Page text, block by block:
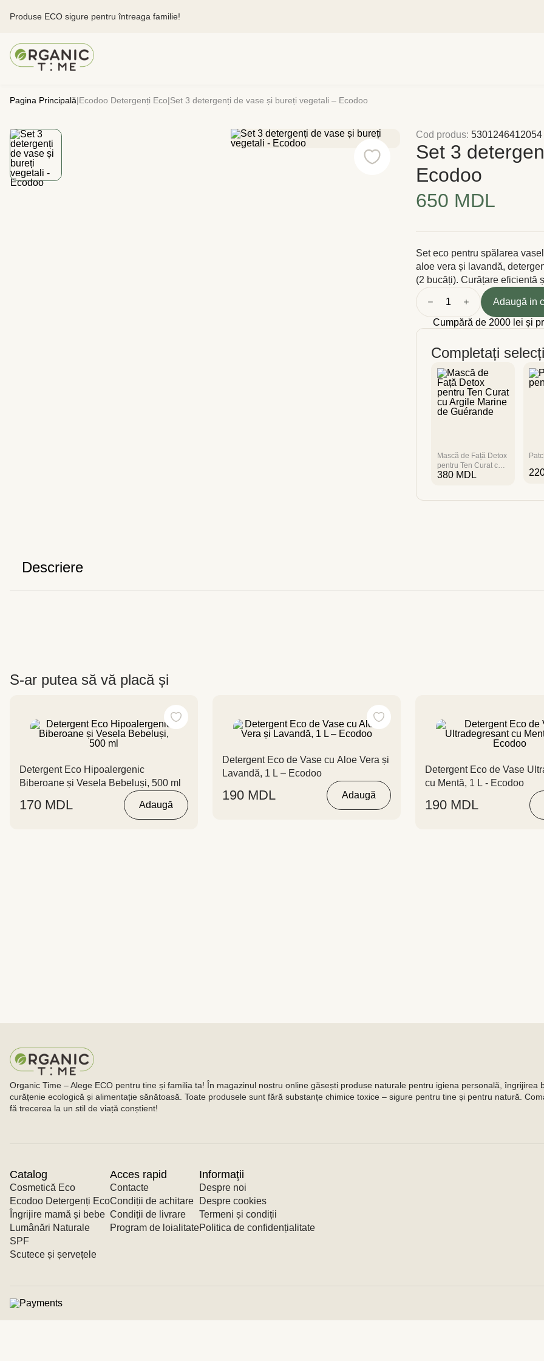
Produse ECO sigure pentru întreaga familie!
Pagina Principală|Ecodoo Detergenți Eco|Set 3 detergenți de vase și bureți vegetali – Ecodoo
Cod produs:5301246412054
Set 3
Ecodoo
650 MDL
Set eco pentru spălarea
aloe vera și lavandă,
(2 bucăți). Curățare eficientă
1
Adaugă in
Cumpără de 2000 lei și
Completați
Mască de Față Detox
pentru Ten Curat cu
Argile Marine de
380 MDL
Descriere
S-ar putea să vă placă și
Detergent Eco Hipoalergenic
Biberoane și Vesela Bebeluși, 500 ml
170 MDL Adaugă
Detergent Eco de Vase cu Aloe Vera și
Lavandă, 1 L – Ecodoo
190 MDL Adaugă
Detergent Eco de Vase Ultradegresant
cu Mentă, 1 L - Ecodoo
190 MDL
Organic Time – Alege ECO pentru tine și familia ta! În magazinul nostru online găsești produse naturale pentru igiena personală, îngrijirea
curățenie ecologică și alimentație sănătoasă. Toate produsele sunt fără substanțe chimice toxice – sigure pentru tine și pentru natură.
fă trecerea la un stil de viață conștient!
Catalog
Cosmetică Eco
Ecodoo Detergenți Eco
Îngrijire mamă și bebe
Lumânări Naturale
SPF
Scutece și șervețele
Acces rapid
Contacte
Condiții de achitare
Condiții de livrare
Program de loialitate
Informaţii
Despre noi
Despre cookies
Termeni și condiții
Politica de confidențialitate